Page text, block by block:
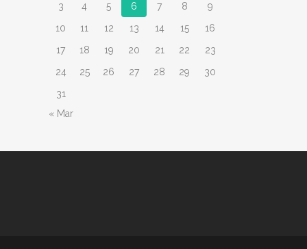
3
4 5 6 7 8
9
10
11 12 13 14 15
16
17
18 19 20 21 22
23
24
25 26 27 28 29
30
31
« Mar